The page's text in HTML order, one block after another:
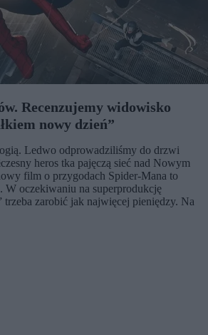
Recenzujemy widowisko
nowy dzień”
Ledwo odprowadziliśmy do drzwi
heros tka pajęczą sieć nad Nowym
film o przygodach Spider-Mana to
W oczekiwaniu na superprodukcję
trzeba zarobić jak najwięcej pieniędzy. Na